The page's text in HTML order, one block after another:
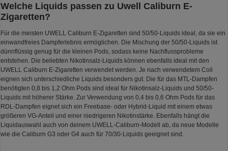
Welche Liquids passen zu Uwell Caliburn E-
Zigaretten?
Für die meisten UWELL Caliburn E-Zigaretten sind 50/50-Liquids ideal, da sie ein
einwandfreies Dampferlebnis ermöglichen. Die Mischung der 50/50-Liquids ist
dünnflüssig genug für die kleinen Pods, sodass keine Nachflussprobleme
entstehen. Die beliebten Nikotinsalz-Liquids können ebenfalls ideal mit den
UWELL Caliburn E-Zigaretten verwendet werden. Je nach verwendetem Coil
eignen sich unterschiedliche Liquids besonders gut. Die für das MTL-Dampfen
benötigten 0,8 bis 1,2 Ohm Pods sind ideal für Nikotinsalz-Liquids und 50/50-
Liquids mit höherer Stärke. Zur Verwendung von 0,4 bis 0,6 Ohm Pods für das
RDL-Dampfen eignet sich ein Freebase- oder Hybrid-Liquid mit einem etwas
größeren VG-Anteil und einer niedrigeren Nikotinstärke. Ebenfalls hängt die
Liquidauswahl auch von deinem UWELL-Caliburn-Modell ab, da neue Modelle
wie die Caliburn G3 oder G4 auch für 70/30-Liquids geeignet sind.